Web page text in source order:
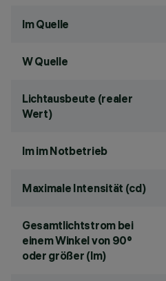
lm Quelle
W Quelle
Lichtausbeute (realer
Wert)
lm im Notbetrieb
Maximale Intensität (cd)
Gesamtlichtstrom bei
einem Winkel von 90°
oder größer (lm)